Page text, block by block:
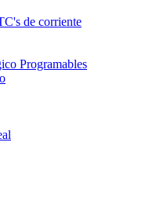
de corriente
Programables